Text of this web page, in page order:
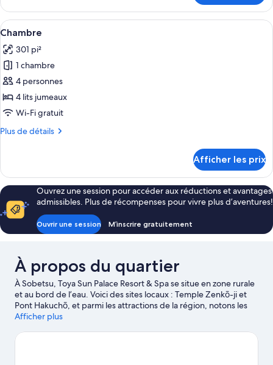
non-
fumeur
Chambre
traditionnelle,
non-
Afficher
toutes
les
photos
pour
ce
type
chambre :
Une piscine intérieure dotée de
4
Chambre
301 pi²
1 chambre
4 personnes
4 lits jumeaux
Wi-Fi gratuit
Plus de détails
Plus
Chambre
Afficher les prix
Ouvrez une session pour accéder aux réductions et avantages
admissibles. Plus de récompenses pour vivre plus d’aventures!
Ouvrir une session M’inscrire gratuitement
À propos du quartier
À Sobetsu, Toya Sun Palace Resort & Spa se situe en zone rurale
et au bord de l’eau. Voici des sites locaux : Temple Zenkō-ji et
Pont Hakuchō, et parmi les attractions de la région, notons les
suivantes : Domaine skiable Rusutsu Resort et Sobetsujohokanai.
suivants : Musée de la forêt de Tōyako et Koganeyu.
Afficher plus